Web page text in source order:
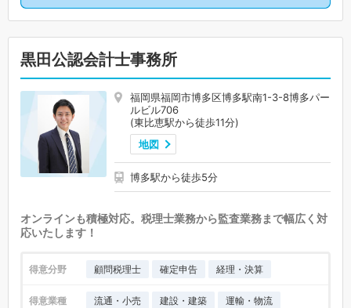
黒田公認会計士事務所
福岡県福岡市博多区博多駅南1-3-8博多パー
ルビル706
(東比恵駅から徒歩11分)
地図
博多駅から徒歩5分
オンラインも積極対応。税理士業務から監査業務まで幅広く対
応いたします！
得意分野 顧問税理士 確定申告 経理・決算
得意業種 流通・小売 建設・建築
運輸・物流